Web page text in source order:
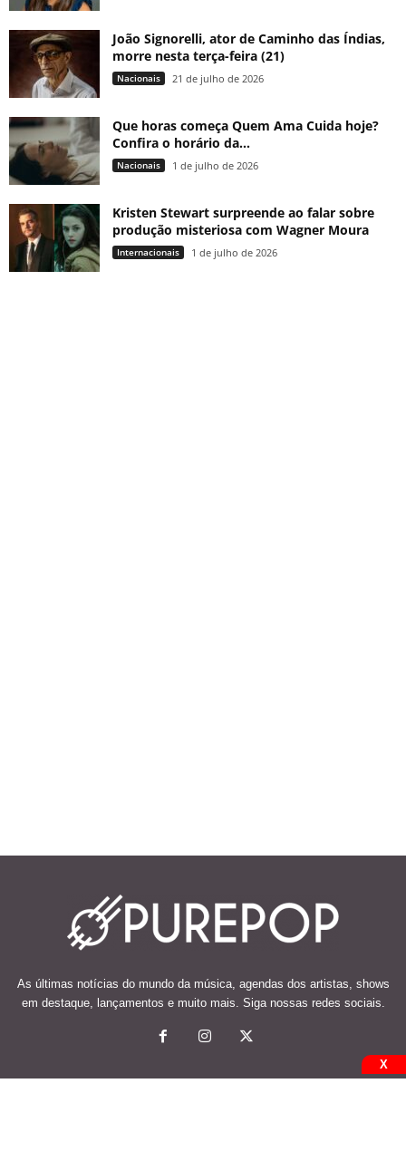
João Signorelli, ator de Caminho das Índias,
morre nesta terça-feira (21)
Nacionais 21 de julho de 2026
Que horas começa Quem Ama Cuida hoje?
Confira o horário da...
Nacionais 1 de julho de 2026
Kristen Stewart surpreende ao falar sobre
produção misteriosa com Wagner Moura
Internacionais 1 de julho de 2026
As últimas notícias do mundo da música, agendas dos artistas, shows
em destaque, lançamentos e muito mais. Siga nossas redes sociais.
X